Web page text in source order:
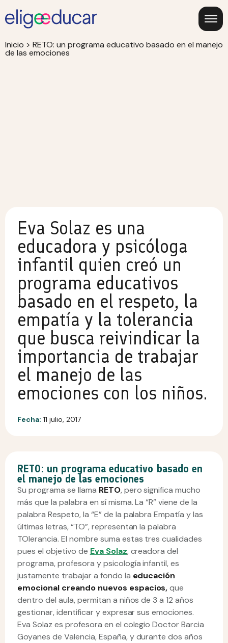
Inicio > RETO: un programa educativo basado en el manejo
de las emociones
Eva Solaz es una
educadora y psicóloga
infantil quien creó un
programa educativos
basado en el respeto, la
empatía y la tolerancia
que busca reivindicar la
importancia de trabajar
el manejo de las
emociones con los niños.
Fecha: 11 julio, 2017
RETO: un programa educativo basado en
el manejo de las emociones
Su programa se llama RETO, pero significa mucho
más que la palabra en sí misma. La “R” viene de la
palabra Respeto, la “E” de la palabra Empatía y las
últimas letras, “TO”, representan la palabra
TOlerancia. El nombre suma estas tres cualidades
pues el objetivo de Eva Solaz, creadora del
programa, profesora y psicología infantil, es
justamente trabajar a fondo la educación
emocional creando nuevos espacios,que
dentro del aula, permitan a niños de 3 a 12 años
gestionar, identificar y expresar sus emociones.
Eva Solaz es profesora en el colegio Doctor Barcia
Goyanes de Valencia, España, y durante dos años